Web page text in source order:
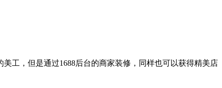
工，但是通过1688后台的商家装修，同样也可以获得精美店